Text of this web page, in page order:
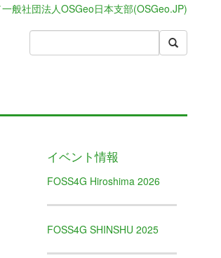
般社団法人OSGeo日本支部(OSGeo.JP)
イベント情報
FOSS4G Hiroshima 2026
FOSS4G SHINSHU 2025